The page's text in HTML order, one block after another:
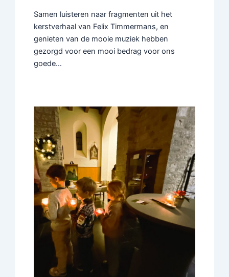
Samen luisteren naar fragmenten uit het
kerstverhaal van Felix Timmermans, en
genieten van de mooie muziek hebben
gezorgd voor een mooi bedrag voor ons
goede…